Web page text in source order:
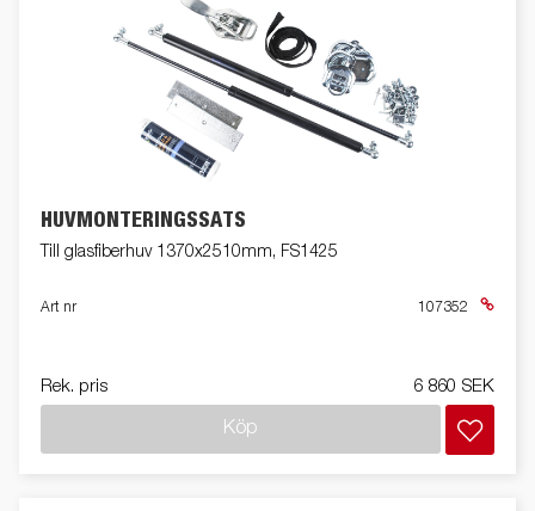
HUVMONTERINGSSATS
Till glasfiberhuv 1370x2510mm, FS1425
Art nr 107352
Rek. pris 6 860 SEK
Köp